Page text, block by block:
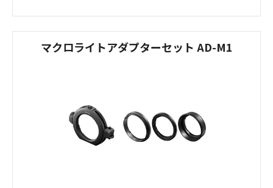
マクロライトアダプターセット AD-M1